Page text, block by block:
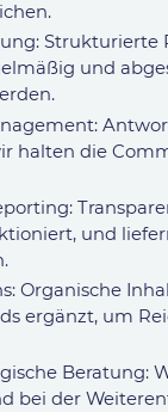
Strukturierte
und
halten die
und
Organische
ergänzt, um
Beratung:
bei der